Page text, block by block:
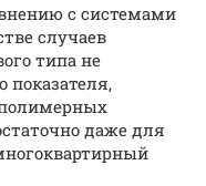
с системами
случаев
типа не
показателя,
даже для